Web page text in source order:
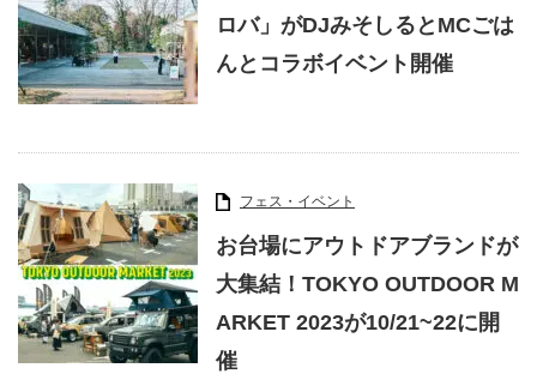
ロバ」がDJみそしるとMCごは
んとコラボイベント開催
フェス・イベント
お台場にアウトドアブランドが
大集結！TOKYO OUTDOOR M
ARKET 2023が10/21~22に開
催